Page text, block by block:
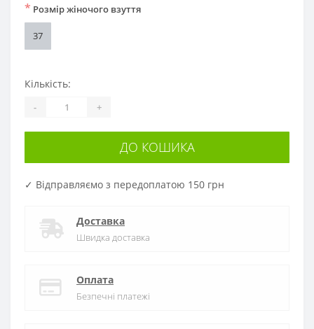
* Розмір жіночого взуття
37
Кількість:
- +
ДО КОШИКА
✓ Відправляємо з передоплатою 150 грн
Доставка
Швидка доставка
Оплата
Безпечні платежі